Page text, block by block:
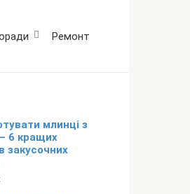
Ремонт
млинці з
6 кращих
закусочних